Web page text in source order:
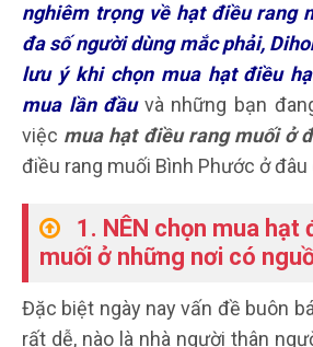
nghiêm trọng về hạt điều rang
đa số người dùng mắc phải,
lưu ý khi chọn mua hạt điều
mua lần đầu và những bạn
việc mua hạt điều rang muối ở
điều rang muối Bình Phước ở
1. NÊN chọn mua hạt
muối ở những nơi có
Đặc biệt ngày nay vấn đề buôn
rất dễ, nào là nhà người thân